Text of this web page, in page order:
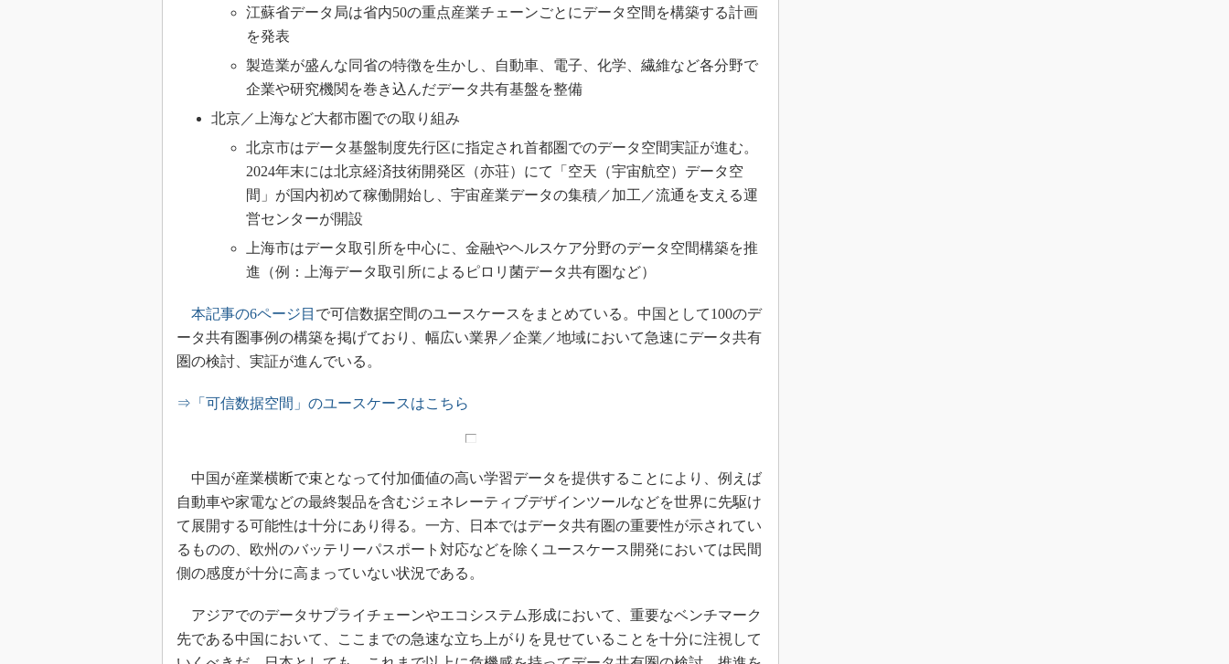
江蘇省データ局は省内50の重点産業チェーンごとにデータ空間を構築する計画
を発表
製造業が盛んな同省の特徴を生かし、自動車、電子、化学、繊維など各分野で
企業や研究機関を巻き込んだデータ共有基盤を整備
北京／上海など大都市圏での取り組み
北京市はデータ基盤制度先行区に指定され首都圏でのデータ空間実証が進む。
2024年末には北京経済技術開発区（亦荘）にて「空天（宇宙航空）データ空
間」が国内初めて稼働開始し、宇宙産業データの集積／加工／流通を支える運
営センターが開設
上海市はデータ取引所を中心に、金融やヘルスケア分野のデータ空間構築を推
進（例：上海データ取引所によるピロリ菌データ共有圏など）
本記事の6ページ目 で可信数据空間のユースケースをまとめている。中国として100のデ
ータ共有圏事例の構築を掲げており、幅広い業界／企業／地域において急速にデータ共有
圏の検討、実証が進んでいる。
⇒「可信数据空間」のユースケースはこちら
中国が産業横断で束となって付加価値の高い学習データを提供することにより、例えば
自動車や家電などの最終製品を含むジェネレーティブデザインツールなどを世界に先駆け
て展開する可能性は十分にあり得る。一方、日本ではデータ共有圏の重要性が示されてい
るものの、欧州のバッテリーパスポート対応などを除くユースケース開発においては民間
側の感度が十分に高まっていない状況である。
アジアでのデータサプライチェーンやエコシステム形成において、重要なベンチマーク
先である中国において、ここまでの急速な立ち上がりを見せていることを十分に注視して